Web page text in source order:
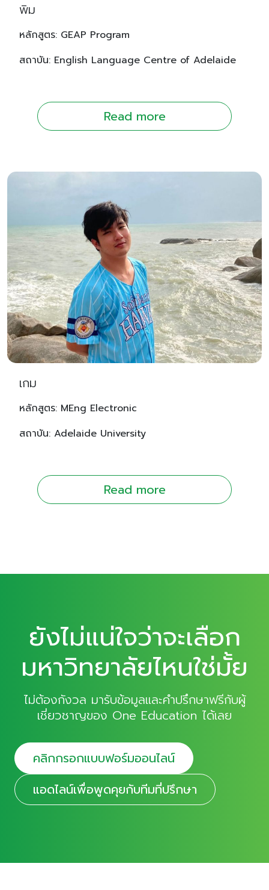
พิม
หลักสูตร: GEAP Program
สถาบัน: English Language Centre of Adelaide
Read more
เกม
หลักสูตร: MEng Electronic
สถาบัน: Adelaide University
Read more
ยังไม่แน่ใจว่าจะเลือก
มหาวิทยาลัยไหนใช่มั้ย
ไม่ต้องกังวล มารับข้อมูลและคำปรึกษาฟรีกับผู้
เชี่ยวชาญของ One Education ได้เลย
คลิกกรอกแบบฟอร์มออนไลน์
แอดไลน์เพื่อพูดคุยกับทีมที่ปรึกษา